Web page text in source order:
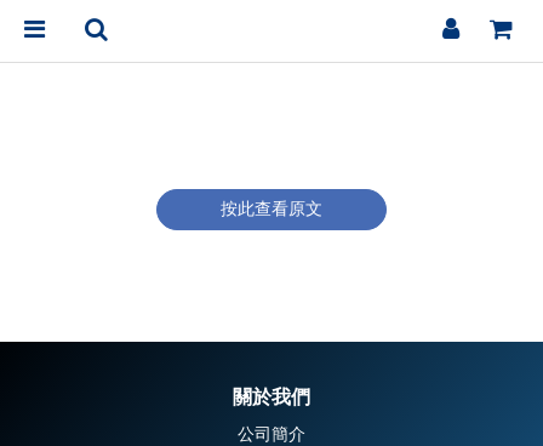
按此查看原文
關於我們
公司簡介